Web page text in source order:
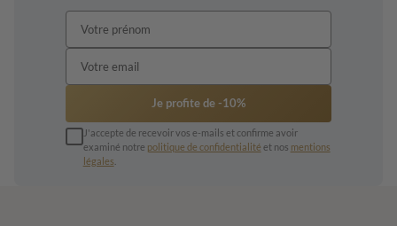
Je profite de -10%
J'accepte de recevoir vos e-mails et confirme avoir
examiné notre politique de confidentialité et nos mentions
légales